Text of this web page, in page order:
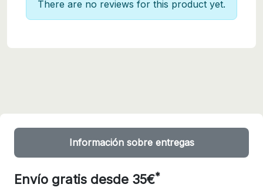
There are no reviews for this product yet.
Información sobre entregas
Envío gratis desde 35€*